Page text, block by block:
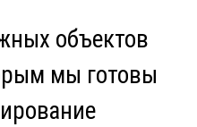
объектов
мы готовы